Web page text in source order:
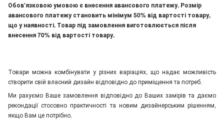
Обов'язковою умовою є внесення авансового платежу. Розмір
авансового платежу становить мінімум 50% від вартості товару,
що у наявності. Товар під замовлення виготовлюється після
внесення 70% від вартості товару.
Товари можна комбінувати у різних варіаціях, що надає можливість
створити свій власний дизайн відповідно до приміщення та потреб.
Ми рахуємо Ваше замовлення відповідно до Ваших замірів та даємо
рекондації стосовно практичності та новим дизайнерським рішенням,
якщо Вам це потрібно.